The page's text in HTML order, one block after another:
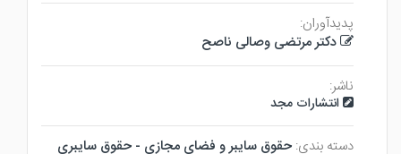
پدیدآوران:
دکتر مرتضی وصالی ناصح
ناشر:
انتشارات مجد
دسته بندی: حقوق سايبر و فضاي مجازي - حقوق سايبري